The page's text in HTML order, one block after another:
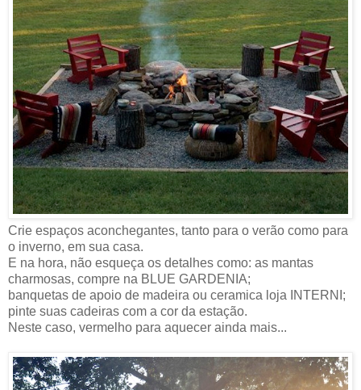
Crie espaços aconchegantes, tanto para o verão como para
o inverno, em sua casa.
E na hora, não esqueça os detalhes como: as mantas
charmosas, compre na BLUE GARDENIA;
banquetas de apoio de madeira ou ceramica loja INTERNI;
pinte suas cadeiras com a cor da estação.
Neste caso, vermelho para aquecer ainda mais...